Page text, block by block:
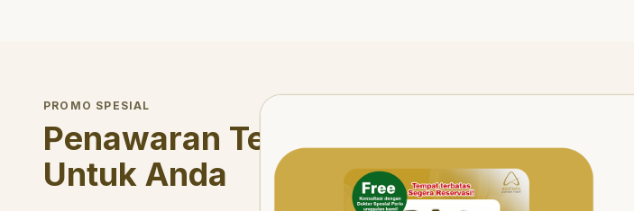
PROMO SPESIAL
Penawaran Terbatas
Untuk Anda
Welcome Offer